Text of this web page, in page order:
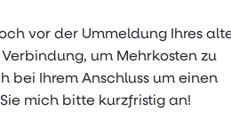
vor der Ummeldung Ihres
um Mehrkosten zu
bei Ihrem Anschluss um einen
mich bitte kurzfristig an!